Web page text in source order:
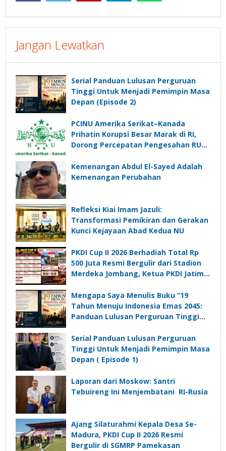
Jangan Lewatkan
Serial Panduan Lulusan Perguruan
Tinggi Untuk Menjadi Pemimpin Masa
Depan (Episode 2)
PCINU Amerika Serikat–Kanada
Prihatin Korupsi Besar Marak di RI,
Dorong Percepatan Pengesahan RUU
Kemenangan Abdul El-Sayed Adalah
Kemenangan Perubahan
Refleksi Kiai Imam Jazuli:
Transformasi Pemikiran dan Gerakan
Kunci Kejayaan Abad Kedua NU
PKDI Cup II 2026 Berhadiah Total Rp
500 Juta Resmi Bergulir dari Stadion
Merdeka Jombang, Ketua PKDI Jatim:
Komunikasi Kades untuk Memajukan
Desa
Mengapa Saya Menulis Buku “19
Tahun Menuju Indonesia Emas 2045:
Panduan Lulusan Perguruan Tinggi
Depan”?
Serial Panduan Lulusan Perguruan
Tinggi Untuk Menjadi Pemimpin Masa
Depan ( Episode 1)
Laporan dari Moskow: Santri
Tebuireng Ini Menjembatani RI-Rusia
Ajang Silaturahmi Kepala Desa Se-
Madura, PKDI Cup II 2026 Resmi
Bergulir di SGMRP Pamekasan